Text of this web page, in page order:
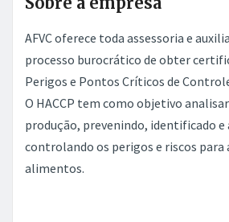
AFVC oferece toda assessoria e
processo burocrático de obter
Perigos e Pontos Críticos de Controle
O HACCP tem como objetivo
produção, prevenindo, identificado e
controlando os perigos e riscos para
alimentos.